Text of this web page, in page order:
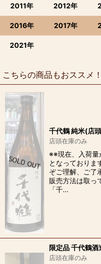
2011年 2012年
2016年 2017年
2021年
こちらの商品もおススメ！
千代鶴 純米(店
店頭在庫のみ
※※現在、入荷量
となっておりま
ぞご理解、ご了
販売方法は取っ
「千…
限定品 千代鶴
店頭在庫のみ